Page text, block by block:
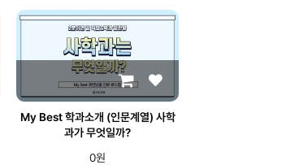
My Best 학과소개 (인문계열) 사학
과가 무엇일까?
0원